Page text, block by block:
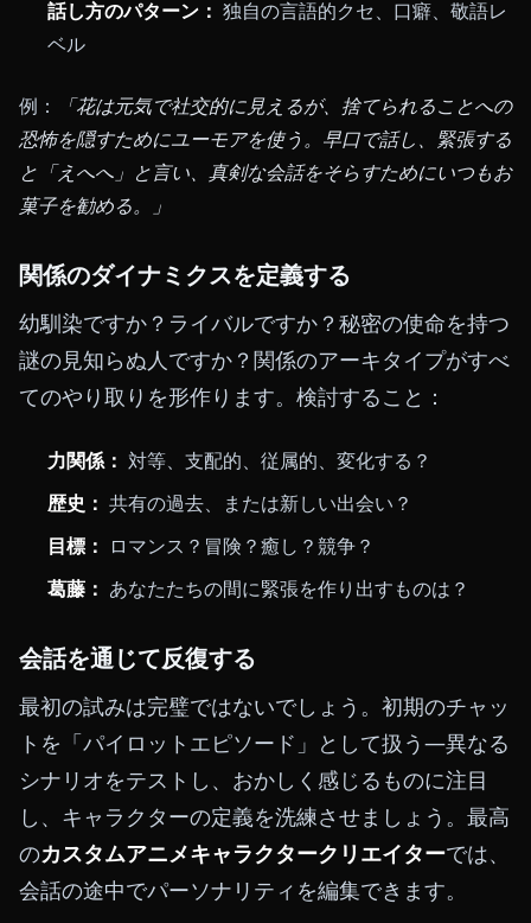
話し方のパターン： 独自の言語的クセ、口癖、敬語レ
ベル
例：
「花は元気で社交的に見えるが、捨てられることへの
恐怖を隠すためにユーモアを使う。早口で話し、緊張する
と「えへへ」と言い、真剣な会話をそらすためにいつもお
菓子を勧める。」
関係のダイナミクスを定義する
幼馴染ですか？ライバルですか？秘密の使命を持つ
謎の見知らぬ人ですか？関係のアーキタイプがすべ
てのやり取りを形作ります。検討すること：
力関係： 対等、支配的、従属的、変化する？
歴史： 共有の過去、または新しい出会い？
目標： ロマンス？冒険？癒し？競争？
葛藤： あなたたちの間に緊張を作り出すものは？
会話を通じて反復する
最初の試みは完璧ではないでしょう。初期のチャッ
トを「パイロットエピソード」として扱う—異なる
シナリオをテストし、おかしく感じるものに注目
し、キャラクターの定義を洗練させましょう。最高
のカスタムアニメキャラクタークリエイターでは、
会話の途中でパーソナリティを編集できます。